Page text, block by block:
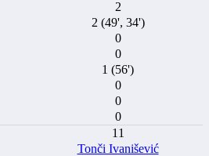
2
2 (49', 34')
0
0
1 (56')
0
0
0
11
Tonči Ivanišević